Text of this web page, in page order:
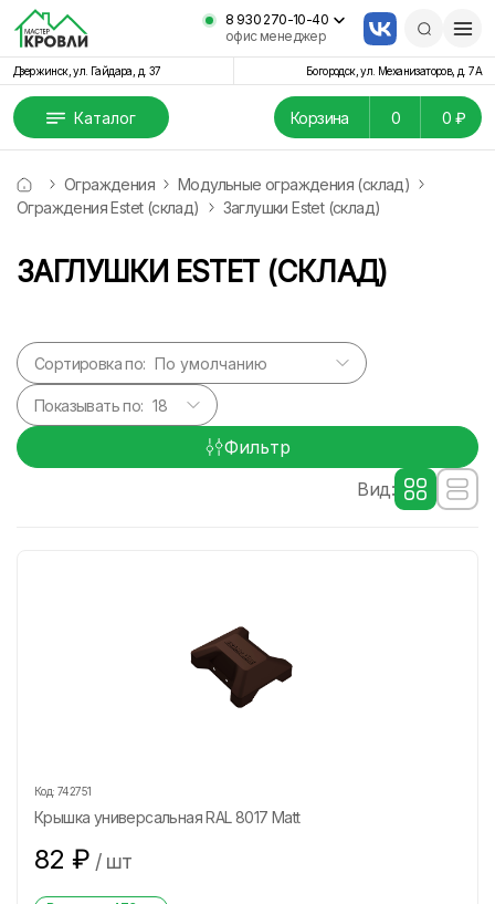
8 930 270-10-40
офис менеджер
Дзержинск, ул. Гайдара, д. 37 Богородск, ул. Механизаторов, д. 7А
Каталог Корзина 0 0 ₽
Ограждения
Модульные ограждения (склад)
Ограждения Estet (склад)
Заглушки Estet (склад)
ЗАГЛУШКИ ESTET (СКЛАД)
Сортировка по:
Показывать по:
Фильтр
Вид:
Код: 742751
Крышка универсальная RAL 8017 Matt
82 ₽ / шт